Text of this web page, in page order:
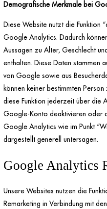
Demografische Merkmale bei
Diese Website nutzt die Funktion
Google Analytics. Dadurch
Aussagen zu Alter, Geschlecht
enthalten. Diese Daten stammen
von Google sowie aus
können keiner bestimmten
diese Funktion jederzeit über die
Google-Konto deaktivieren oder
Google Analytics wie im Punkt
dargestellt generell untersagen.
Google Analytics
Unsere Websites nutzen die
Remarketing in Verbindung mit